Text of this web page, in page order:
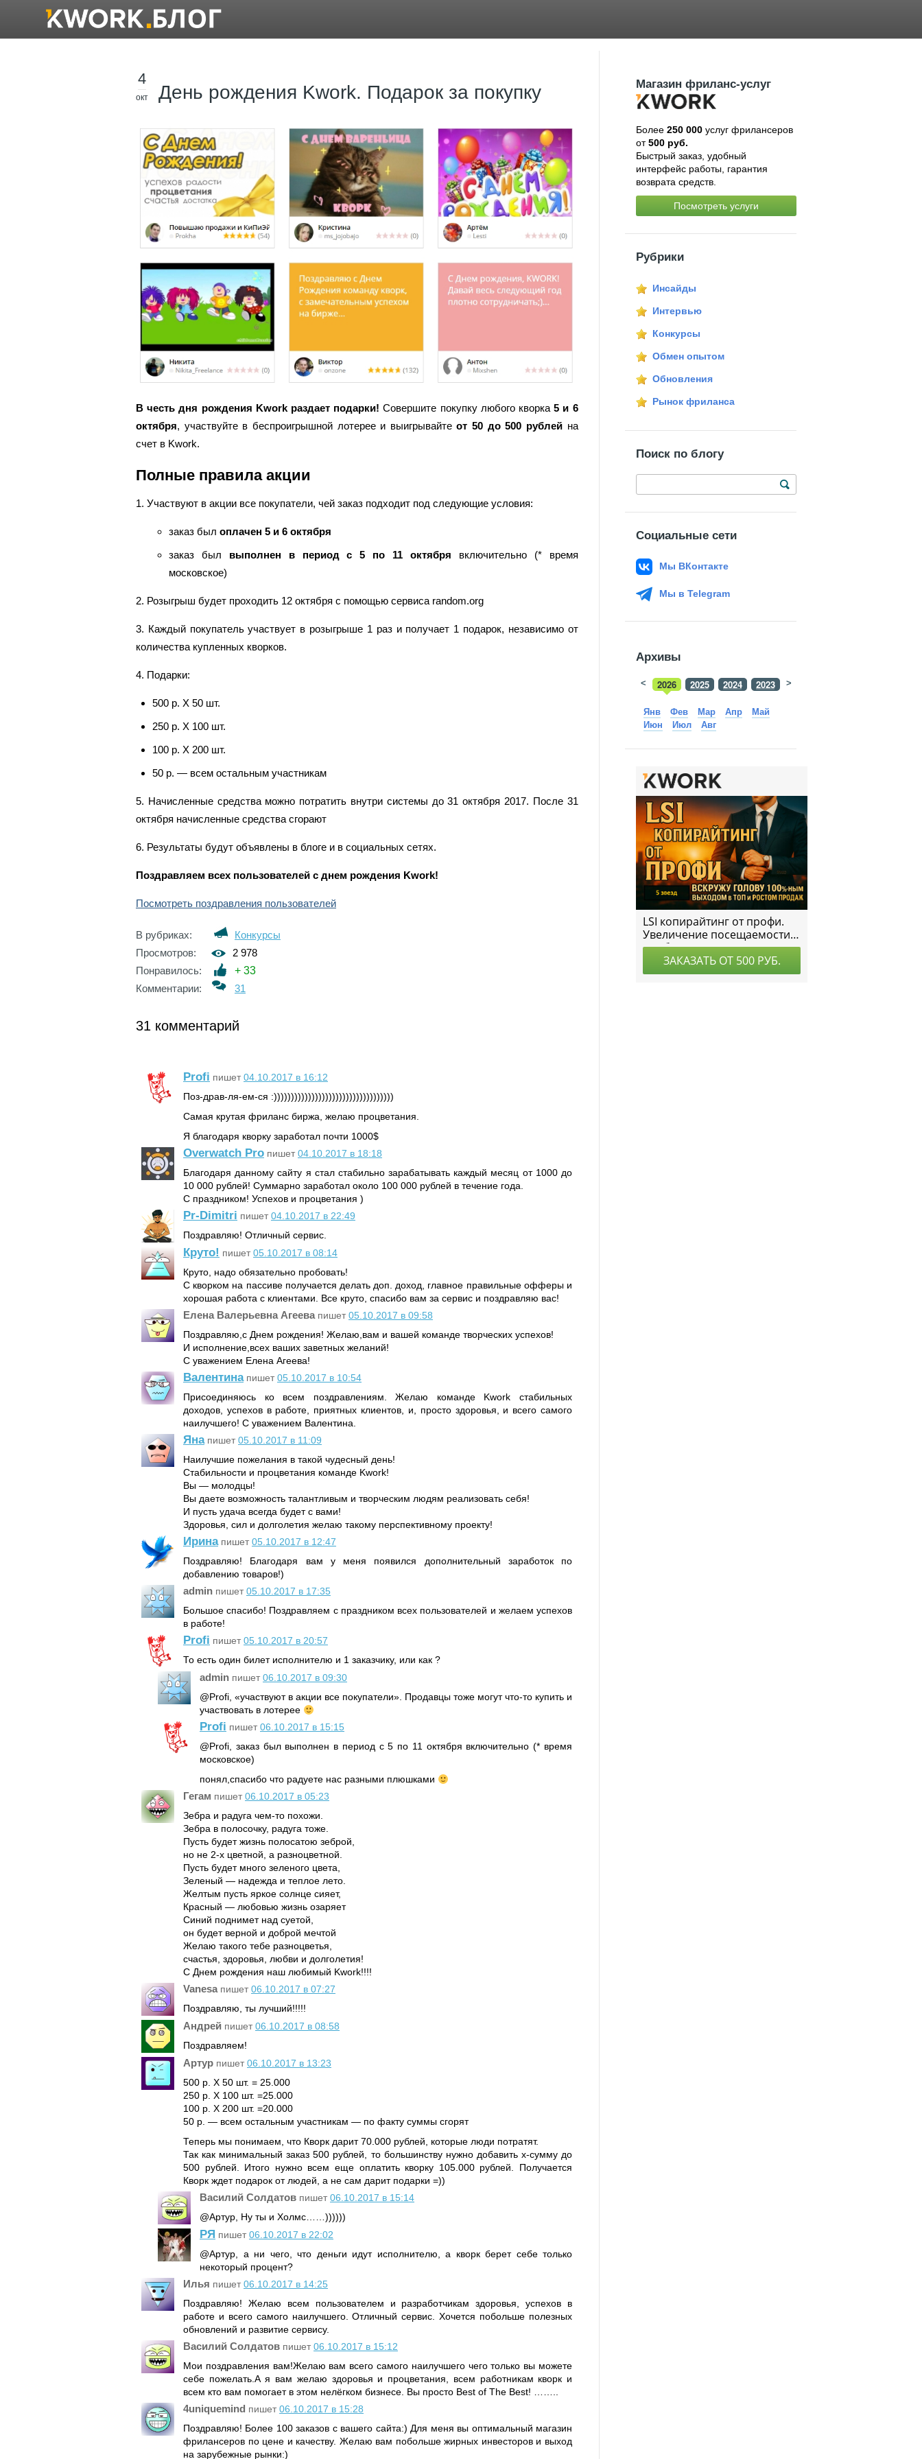
4
окт День рождения Kwork. Подарок за покупку
В честь дня рождения Kwork раздает подарки! Совершите покупку любого кворка5 и 6
октября, участвуйте в беспроигрышной лотерее и выигрывайтеот 50 до 500 рублейна
счет в Kwork.
Полные правила акции
1. Участвуют в акции все покупатели, чей заказ подходит под следующие условия:
заказ был оплачен 5 и 6 октября
заказ был выполнен в период с 5 по 11 октября включительно (* время
московское)
2. Розыгрыш будет проходить 12 октября с помощью сервиса random.org
3. Каждый покупатель участвует в розыгрыше 1 раз и получает 1 подарок, независимо от
количества купленных кворков.
4. Подарки:
500 р. Х 50 шт.
250 р. Х 100 шт.
100 р. Х 200 шт.
50 р. — всем остальным участникам
5. Начисленные средства можно потратить внутри системы до 31 октября 2017. После 31
октября начисленные средства сгорают
6. Результаты будут объявлены в блоге и в социальных сетях.
Поздравляем всех пользователей с днем рождения Kwork!
Посмотреть поздравления пользователей
В рубриках:
Конкурсы
Просмотров:
2 978
Понравилось:
+ 33
Комментарии:
31
31 комментарий
Profi пишет 04.10.2017 в 16:12
Поз-драв-ля-ем-ся :)))))))))))))))))))))))))))))))))))
Самая крутая фриланс биржа, желаю процветания.
Я благодаря кворку заработал почти 1000$
Overwatch Pro пишет 04.10.2017 в 18:18
Благодаря данному сайту я стал стабильно зарабатывать каждый месяц от 1000 до
10 000 рублей! Суммарно заработал около 100 000 рублей в течение года.
С праздником! Успехов и процветания )
Pr-Dimitri пишет 04.10.2017 в 22:49
Поздравляю! Отличный сервис.
Круто! пишет 05.10.2017 в 08:14
Круто, надо обязательно пробовать!
С кворком на пассиве получается делать доп. доход, главное правильные офферы и
хорошая работа с клиентами. Все круто, спасибо вам за сервис и поздравляю вас!
Елена Валерьевна Агеевапишет 05.10.2017 в 09:58
Поздравляю,с Днем рождения! Желаю,вам и вашей команде творческих успехов!
И исполнение,всех ваших заветных желаний!
С уважением Елена Агеева!
Валентинапишет 05.10.2017 в 10:54
Присоединяюсь ко всем поздравлениям. Желаю команде Kwork стабильных
доходов, успехов в работе, приятных клиентов, и, просто здоровья, и всего самого
наилучшего! С уважением Валентина.
Янапишет 05.10.2017 в 11:09
Наилучшие пожелания в такой чудесный день!
Стабильности и процветания команде Kwork!
Вы — молодцы!
Вы даете возможность талантливым и творческим людям реализовать себя!
И пусть удача всегда будет с вами!
Здоровья, сил и долголетия желаю такому перспективному проекту!
Иринапишет 05.10.2017 в 12:47
Поздравляю! Благодаря вам у меня появился дополнительный заработок по
добавлению товаров!)
admin пишет 05.10.2017 в 17:35
Большое спасибо! Поздравляем с праздником всех пользователей и желаем успехов
в работе!
Profi пишет 05.10.2017 в 20:57
То есть один билет исполнителю и 1 заказчику, или как ?
admin пишет 06.10.2017 в 09:30
@Profi, «участвуют в акции все покупатели». Продавцы тоже могут что-то купить и
участвовать в лотерее
Profi пишет 06.10.2017 в 15:15
@Profi, заказ был выполнен в период с 5 по 11 октября включительно (* время
московское)
понял,спасибо что радуете нас разными плюшками
Гегам пишет 06.10.2017 в 05:23
Зебра и радуга чем-то похожи.
Зебра в полосочку, радуга тоже.
Пусть будет жизнь полосатою зеброй,
но не 2-х цветной, а разноцветной.
Пусть будет много зеленого цвета,
Зеленый — надежда и теплое лето.
Желтым пусть яркое солнце сияет,
Красный — любовью жизнь озаряет
Синий поднимет над суетой,
он будет верной и доброй мечтой
Желаю такого тебе разноцветья,
счастья, здоровья, любви и долголетия!
С Днем рождения наш любимый Kwork!!!!
Vanesaпишет 06.10.2017 в 07:27
Поздравляю, ты лучший!!!!!
Андрей пишет 06.10.2017 в 08:58
Поздравляем!
Артур пишет 06.10.2017 в 13:23
500 р. Х 50 шт. = 25.000
250 р. Х 100 шт. =25.000
100 р. Х 200 шт. =20.000
50 р. — всем остальным участникам — по факту суммы сгорят
Теперь мы понимаем, что Кворк дарит 70.000 рублей, которые люди потратят.
Так как минимальный заказ 500 рублей, то большинству нужно добавить х-сумму до
500 рублей. Итого нужно всем еще оплатить кворку 105.000 рублей. Получается
Кворк ждет подарок от людей, а не сам дарит подарки =))
Василий Солдатов пишет 06.10.2017 в 15:14
@Артур, Ну ты и Холмс……))))))
РЯ пишет 06.10.2017 в 22:02
@Артур, а ни чего, что деньги идут исполнителю, а кворк берет себе только
некоторый процент?
Илья пишет 06.10.2017 в 14:25
Поздравляю! Желаю всем пользователем и разработчикам здоровья, успехов в
работе и всего самого наилучшего. Отличный сервис. Хочется побольше полезных
обновлений и развитие сервису.
Василий Солдатов пишет 06.10.2017 в 15:12
Мои поздравления вам!Желаю вам всего самого наилучшего чего только вы можете
себе пожелать.А я вам желаю здоровья и процветания, всем работникам кворк и
всем кто вам помогает в этом нелёгком бизнесе. Вы просто Best of The Best! ……..
4uniquemind пишет 06.10.2017 в 15:28
Поздравляю! Более 100 заказов с вашего сайта:) Для меня вы оптимальный магазин
фрилансеров по цене и качеству. Желаю вам побольше жирных инвесторов и выход
на зарубежные рынки:)
Магазин фриланс-услуг
Более 250 000услуг фрилансеров
от500 руб.
Быстрый заказ, удобный
интерфейс работы, гарантия
возврата средств.
Посмотреть услуги
Рубрики
Инсайды
Интервью
Конкурсы
Обмен опытом
Обновления
Рынок фриланса
Поиск по блогу
Социальные сети
Мы ВКонтакте
Мы в Telegram
Архивы
2026 2025 2024 2023 2022
< >
Янв Фев Мар Апр
Май
Июн
Июл Авг